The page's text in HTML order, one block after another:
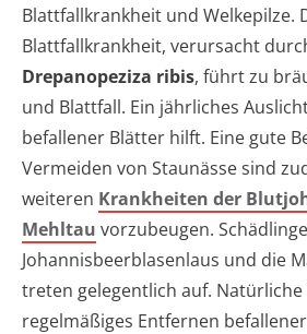
Blattfallkrankheit und Welkepilze.
Blattfallkrankheit, verursacht
Drepanopeziza ribis, führt zu
und Blattfall. Ein jährliches
befallener Blätter hilft. Eine gute
Vermeiden von Staunässe sind
weiteren Krankheiten der
Mehltau vorzubeugen.
Johannisbeerblasenlaus und die
treten gelegentlich auf. Natürliche
regelmäßiges Entfernen